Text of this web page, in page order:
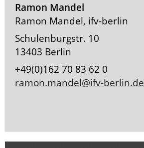
Ramon Mandel
Ramon Mandel, ifv-berlin
Schulenburgstr. 10
13403 Berlin
+49(0)162 70 83 62 0
ramon.mandel@ifv-berlin.de